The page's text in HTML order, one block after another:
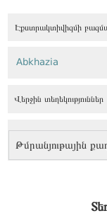
Էքստրակտիվիզմի
Թմրանյութային
Abkhazia
Վերջին տեղեկություններ